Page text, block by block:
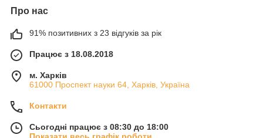
Про нас
91% позитивних з 23 відгуків за рік
Працює з 18.08.2018
м. Харків
61000 Проспект науки 64, Харків, Україна
Контакти
Сьогодні працює з 08:30 до 18:00